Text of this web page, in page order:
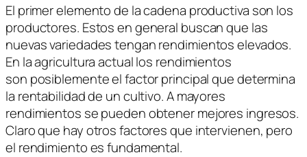
El primer elemento de la cadena productiva son los
productores. Estos en general buscan que las
nuevas variedades tengan rendimientos elevados.
En la agricultura actual los rendimientos
son posiblemente el factor principal que determina
la rentabilidad de un cultivo. A mayores
rendimientos se pueden obtener mejores ingresos.
Claro que hay otros factores que intervienen, pero
el rendimiento es fundamental.